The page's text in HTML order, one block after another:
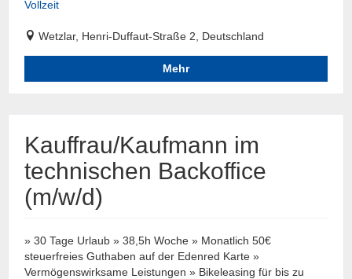
Vollzeit
Wetzlar, Henri-Duffaut-Straße 2, Deutschland
Mehr
Kauffrau/Kaufmann im
technischen Backoffice
(m/w/d)
» 30 Tage Urlaub » 38,5h Woche » Monatlich 50€
steuerfreies Guthaben auf der Edenred Karte »
Vermögenswirksame Leistungen » Bikeleasing für bis zu